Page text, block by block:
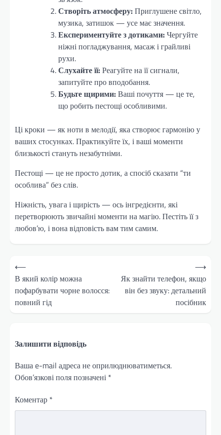
Створіть атмосферу:Приглушене світло,
музика, затишок — усе має значення.
Експериментуйте з дотиками:Чергуйте
ніжні погладжування, масаж і грайливі
рухи.
Слухайте її:Реагуйте на її сигнали,
запитуйте про вподобання.
Будьте щирими:Ваші почуття — це те,
що робить пестощі особливими.
Ці кроки — як ноти в мелодії, яка створює гармонію у
ваших стосунках. Практикуйте їх, і ваші моменти
близькості стануть незабутніми.
Пестощі — це не просто дотик, а спосіб сказати “ти
особлива” без слів.
Ніжність, увага і щирість — ось інгредієнти, які
перетворюють звичайні моменти на магію. Пестіть її з
любов’ю, і вона відповість вам тим самим.
Навігація
записів
⟵
В який колір можна
пофарбувати чорне волосся:
повний гід
Як знайти телефон, якщо
він без звуку: детальний
посібник
⟶
Залишити відповідь
Ваша e-mail адреса не оприлюднюватиметься.
Обов’язкові поля позначені *
Коментар *